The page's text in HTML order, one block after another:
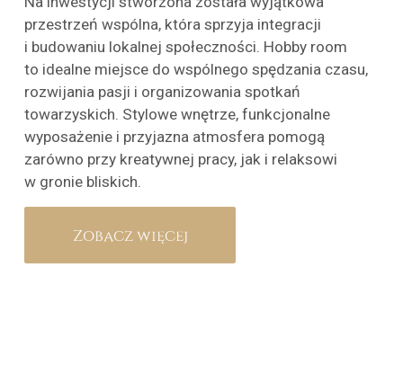
przestrzeń wspólna, która sprzyja integracji
i budowaniu lokalnej społeczności. Hobby room
to idealne miejsce do wspólnego spędzania czasu,
rozwijania pasji i organizowania spotkań
towarzyskich. Stylowe wnętrze, funkcjonalne
wyposażenie i przyjazna atmosfera pomogą
zarówno przy kreatywnej pracy, jak i relaksowi
w gronie bliskich.
Zobacz więcej